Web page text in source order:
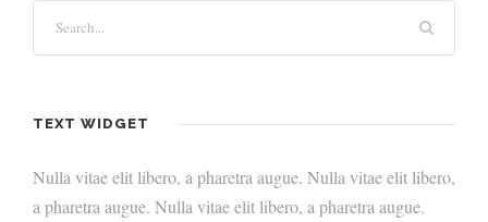
TEXT WIDGET
Nulla vitae elit libero, a pharetra augue. Nulla vitae elit libero,
a pharetra augue. Nulla vitae elit libero, a pharetra augue.